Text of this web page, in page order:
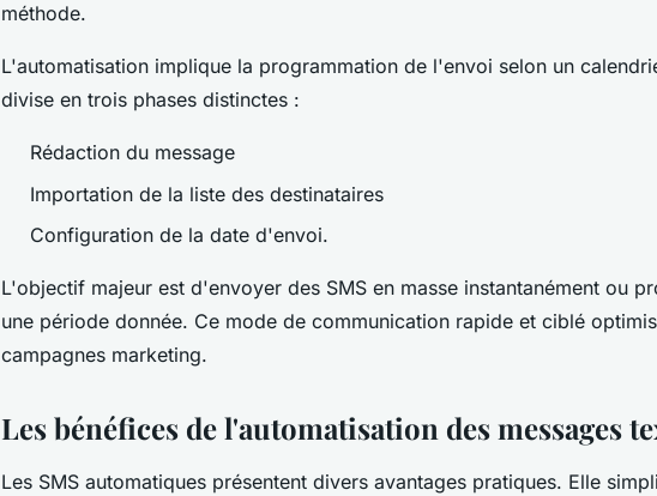
méthode.
L'automatisation implique la programmation de l'envoi selon un
divise en trois phases distinctes :
Rédaction du message
Importation de la liste des destinataires
Configuration de la date d'envoi.
L'objectif majeur est d'envoyer des SMS en masse instantanément ou
une période donnée. Ce mode de communication rapide et ciblé
campagnes marketing.
Les bénéfices de l'automatisation des messages
Les SMS automatiques présentent divers avantages pratiques. Elle